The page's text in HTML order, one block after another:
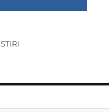
Categories
STIRI